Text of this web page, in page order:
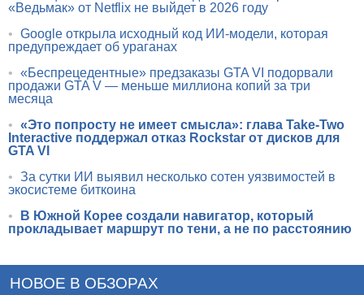
«Ведьмак» от Netflix не выйдет в 2026 году
• Google открыла исходный код ИИ-модели, которая
предупреждает об ураганах
• «Беспрецедентные» предзаказы GTA VI подорвали
продажи GTA V — меньше миллиона копий за три
месяца
• «Это попросту не имеет смысла»: глава Take-Two
Interactive поддержал отказ Rockstar от дисков для
GTA VI
• За сутки ИИ выявил несколько сотен уязвимостей в
экосистеме биткоина
•
В Южной Корее создали навигатор, который
прокладывает маршрут по тени, а не по расстоянию
НОВОЕ В ОБЗОРАХ